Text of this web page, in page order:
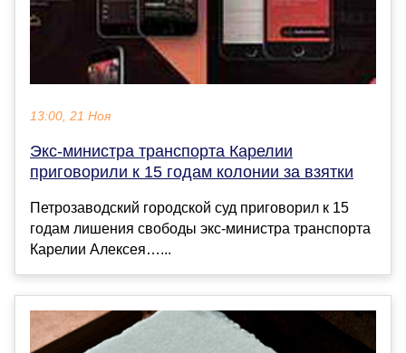
13:00, 21 Ноя
Экс-министра транспорта Карелии
приговорили к 15 годам колонии за взятки
Петрозаводский городской суд приговорил к 15
годам лишения свободы экс-министра транспорта
Карелии Алексея…...